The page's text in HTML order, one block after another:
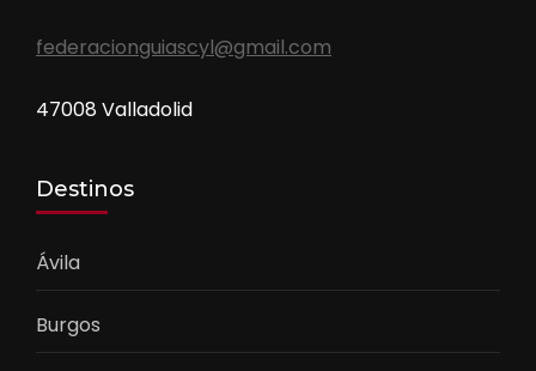
federacionguiascyl@gmail.com
47008 Valladolid
Destinos
Ávila
Burgos